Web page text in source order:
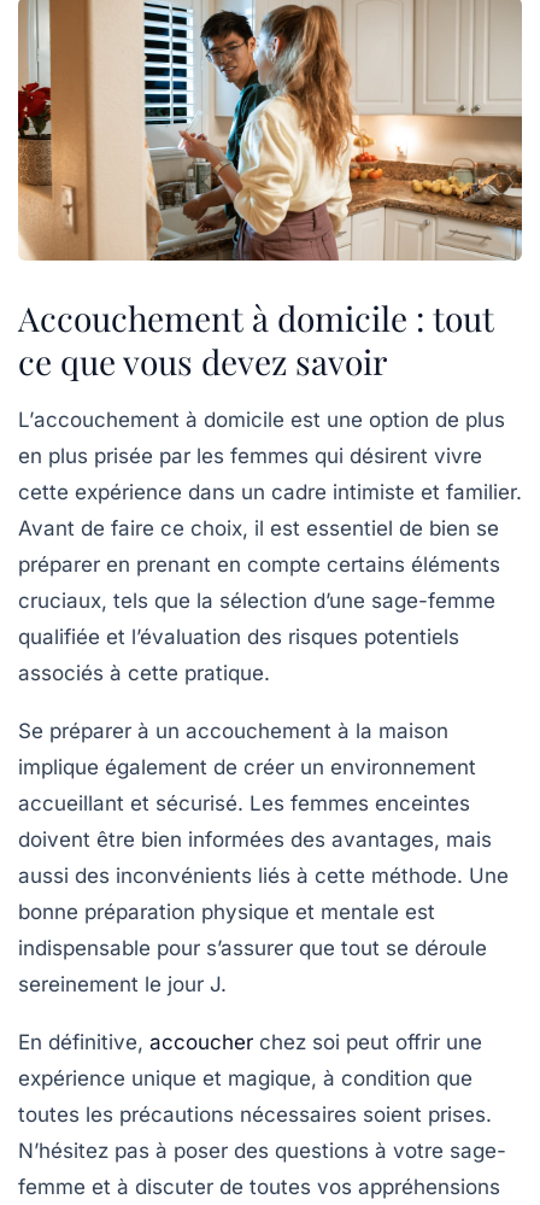
Accouchement à domicile : tout
ce que vous devez savoir
L’accouchement à domicile est une option de plus
en plus prisée par les femmes qui désirent vivre
cette expérience dans un cadre intimiste et familier.
Avant de faire ce choix, il est essentiel de bien se
préparer en prenant en compte certains éléments
cruciaux, tels que la sélection d’une sage-femme
qualifiée et l’évaluation des risques potentiels
associés à cette pratique.
Se préparer à un accouchement à la maison
implique également de créer un environnement
accueillant et sécurisé. Les femmes enceintes
doivent être bien informées des avantages, mais
aussi des inconvénients liés à cette méthode. Une
bonne préparation physique et mentale est
indispensable pour s’assurer que tout se déroule
sereinement le jour J.
En définitive, accoucher chez soi peut offrir une
expérience unique et magique, à condition que
toutes les précautions nécessaires soient prises.
N’hésitez pas à poser des questions à votre sage-
femme et à discuter de toutes vos appréhensions